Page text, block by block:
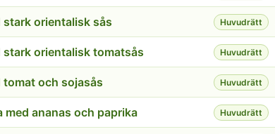
stark orientalisk sås Huvudrätt
stark orientalisk tomatsås Huvudrätt
tomat och sojasås Huvudrätt
med ananas och paprika Huvudrätt